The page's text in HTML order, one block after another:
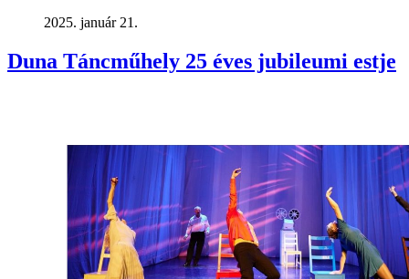
2025. január 21.
Duna Táncműhely 25 éves jubileumi estje